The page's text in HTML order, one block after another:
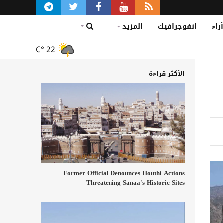
آراء انفوجرافيك المزيد
C° 22
الأكثر قراءة
Former Official Denounces Houthi Actions
Threatening Sanaa's Historic Sites